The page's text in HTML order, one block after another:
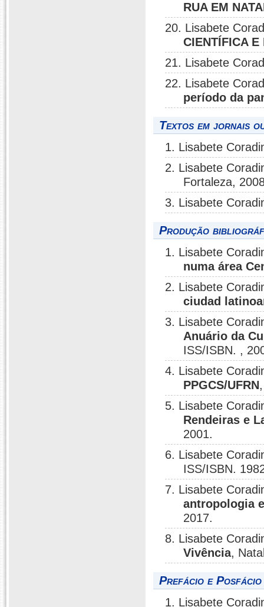
RUA EM
20. Lisabete
CIENTÍFICA E
21. Lisabete
22. Lisabete
período da
Textos em jornais
1. Lisabete
2. Lisabete
Fortaleza,
3. Lisabete
Produção
1. Lisabete
numa área
2. Lisabete
ciudad
3. Lisabete
Anuário da
ISS/ISBN. ,
4. Lisabete
PPGCS/UFRN
5. Lisabete
Rendeiras e
2001.
6. Lisabete
ISS/ISBN.
7. Lisabete
antropologia
2017.
8. Lisabete
Vivência,
Prefácio e
1. Lisabete